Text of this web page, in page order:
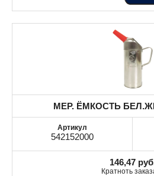
МЕР. ЁМКОСТЬ
542152000
146,47
Кратноть